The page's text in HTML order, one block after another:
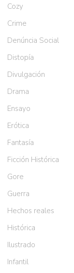
Cozy
Crime
Denúncia Social
Distopía
Divulgación
Drama
Ensayo
Erótica
Fantasía
Ficción Histórica
Gore
Guerra
Hechos reales
Histórica
Ilustrado
Infantil